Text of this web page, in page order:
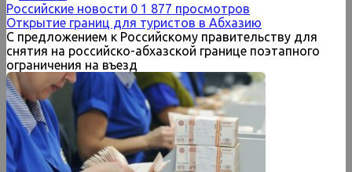
Российские новости 0 1 877 просмотров
Открытие границ для туристов в Абхазию
С предложением к Российскому правительству для
снятия на российско-абхазской границе поэтапного
ограничения на въезд